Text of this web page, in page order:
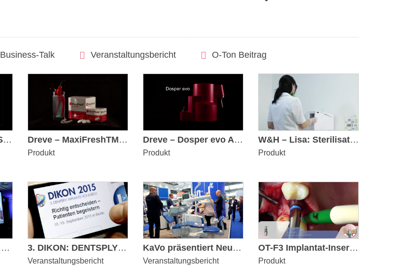
Produkt
Produkt
22. IMPLANTOLOGY START UP und 16. EXPERTENSYMPOSIUM „Innovationen Implantologie“
Veranstaltungsbericht
Business-Talk Veranstaltungsbericht O-Ton Beitrag
Dreve – StoneBite® Silikon für die Bissregistrierung Dreve – MaxiFreshTM macht Sportmundschutz und Zahnschienen hygienisch rein
Produkt
Dreve – Dosper evo Automatisches Misch- und Dosiergerät
Produkt
W&H – Lisa: Sterilisator mit patentiertem ECO-Trockensystem
Produkt
22. IMPLANTOLOGY START UP und 16. EXPERTENSYMPOSIUM „Innovationen Implantologie“ 3. DIKON: DENTSPLY Implants Kongress 2015
Veranstaltungsbericht
KaVo präsentiert Neuheiten auf der Fachdental
Veranstaltungsbericht
OT-F3 Implantat-Insertion mit Sinuslift
Produkt